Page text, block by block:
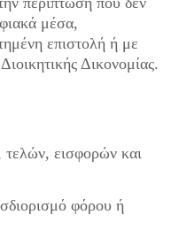
μέσα,
επιστολή ή με
Δικονομίας.
εισφορών και
φόρου ή